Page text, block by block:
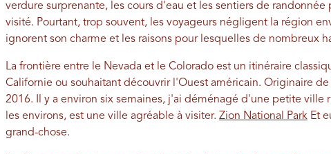
verdure surprenante, les cours d'eau et les sentiers de
visité. Pourtant, trop souvent, les voyageurs négligent la région
ignorent son charme et les raisons pour lesquelles de nombreux
La frontière entre le Nevada et le Colorado est un itinéraire
Californie ou souhaitant découvrir l'Ouest américain. Originaire
2016. Il y a environ six semaines, j'ai déménagé d'une petite ville
les environs, est une ville agréable à visiter. Zion National ParkEt
grand-chose.